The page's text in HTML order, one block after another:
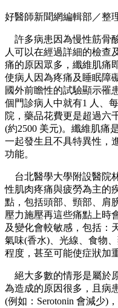
好醫師新聞網編輯部／整
許多病患因為慢性筋骨
人可以在經過詳細的檢查
痛的原因眾多，纖維肌痛
使病人因為疼痛及睡眠障
國外前瞻性的試驗顯示罹
個門診病人中就有1 人、
院，藥品花費更是超過六
(約2500 美元)。纖維肌痛
一起發生且不具特異性，
功能。
台北醫學大學附設醫院
性肌肉疼痛與疲勞為主的
點，包括頭部、頸部、肩
壓力施壓再這些痛點上時
及變化會較敏感，包括：
氣味(香水)、光線、食物
程度，甚至可能使症狀加重
絕大多數的情形是屬於
為造成的原因很多，且病
(例如：Serotonin 會減少)